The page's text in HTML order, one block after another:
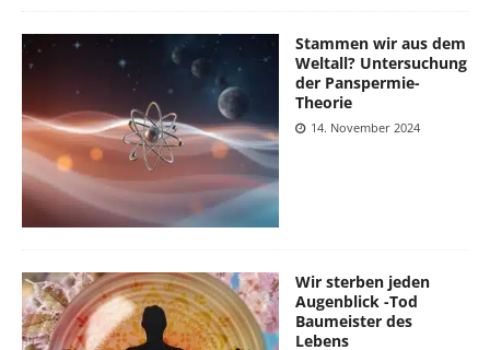
Stammen wir aus dem
Weltall? Untersuchung
der Panspermie-
Theorie
14. November 2024
Wir sterben jeden
Augenblick -Tod
Baumeister des
Lebens